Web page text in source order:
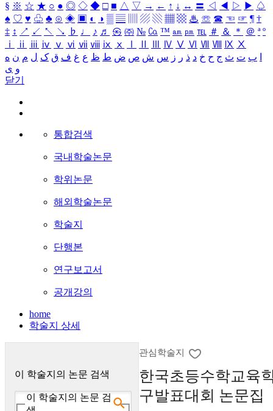
§ ※ ☆ ★ ○ ● ◎ ◇ ◆ □ ■ △ ▽ → ← ↑ ↓ ↔ 〓 ◁ ◀ ▷ ▶ ♤
♠ ♡ ♥ ♧ ♣ ⊙ ◈ ▣ ◐ ◑ ▒ ▤ ▨ ▧ ▦ ▩ ♨ ☏ ☎ ☜ ☞ ¶ †
‡ ↕ ↗ ↙ ↖ ↘ ♭ ♩ ♪ ♬ ㉿ ㈜ № ㏇ ™ ㏂ ㏘ ℡ ＃ ＆ ＊ ＠ ª º
ⅰ
ⅱ ⅲ ⅳ ⅴ ⅵ ⅶ ⅷ ⅸ ⅹ Ⅳ Ⅴ Ⅵ Ⅶ Ⅷ Ⅸ Ⅹ
ب ت ث ج ح خ د ذ ر ز س ش ص ض ط ظ ع غ ف ق ک ل م ن ه
و ی
닫기
통합검색
국내학술논문
학위논문
해외학술논문
학술지
단행본
연구보고서
공개강의
home
학술지 상세
이 학술지의 논문 검색
이 학술지의 논문 검
관심학술지
한국초등수학교육
구발표대회 논문집